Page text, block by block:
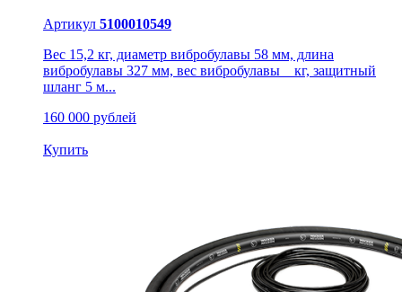
Артикул 5100010549
Вес 15,2 кг, диаметр вибробулавы 58 мм, длина
вибробулавы 327 мм, вес вибробулавы _ кг, защитный
шланг 5 м...
160 000 рублей
Купить